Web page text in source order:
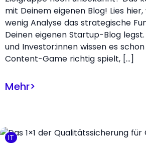
mit Deinem eigenen Blog! Lies
wenig Analyse das strategische
Deinen eigenen Startup-Blog legst.
und Investor:innen wissen es
Content-Game richtig spielt, […]
Mehr>
IT